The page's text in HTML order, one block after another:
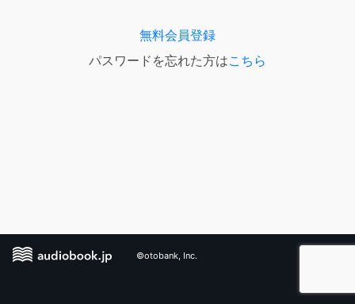
無料会員登録
パスワードを忘れた方はこちら
©otobank, Inc.